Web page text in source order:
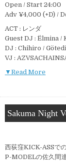
Open / Start 24:00
Adv ¥4,000 (+D) /
ACT : レンダ
Guest DJ : Ëlmina /
DJ : Chihiro /
VJ :
▼Read More
Sakuma Night
西荻窪KICK-ASSで
P-MODELの佐久間